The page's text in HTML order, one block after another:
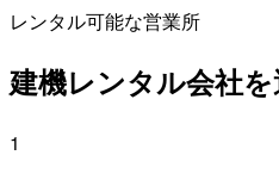
レンタル可能な営業所
建機レンタル会社
1